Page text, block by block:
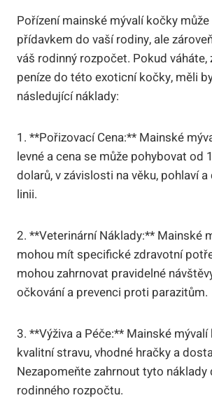
Pořízení mainské mývalí kočky
přídavkem do vaší rodiny, ale
váš rodinný rozpočet. Pokud váháte,
peníze do této exoticní kočky, měli
následující náklady:
1. **Pořizovací Cena:** Mainské
levné a cena se může pohybovat od
dolarů, v závislosti na věku, pohlaví
linii.
2. **Veterinární Náklady:** Mainské
mohou mít specifické zdravotní
mohou zahrnovat pravidelné
očkování a prevenci proti parazitům.
3. **Výživa a Péče:** Mainské
kvalitní stravu, vhodné hračky a
Nezapomeňte zahrnout tyto náklady
rodinného rozpočtu.